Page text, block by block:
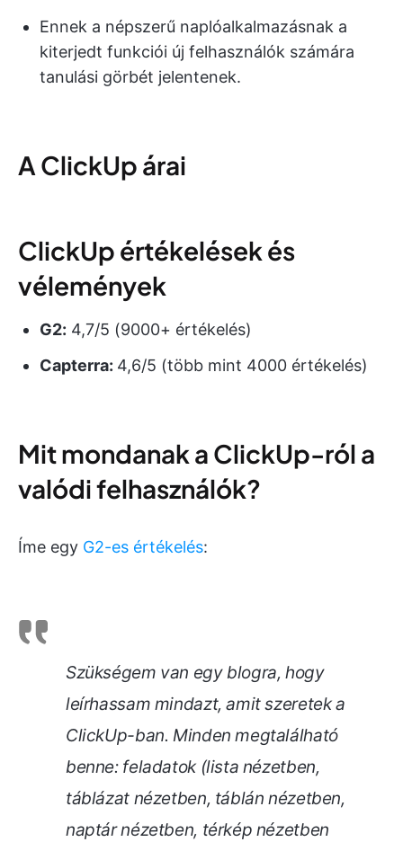
Ennek a népszerű naplóalkalmazásnak a
kiterjedt funkciói új felhasználók számára
tanulási görbét jelentenek.
A ClickUp árai
ClickUp értékelések és
vélemények
G2: 4,7/5 (9000+ értékelés)
Capterra: 4,6/5 (több mint 4000 értékelés)
Mit mondanak a ClickUp-ról a
valódi felhasználók?
Íme egy G2-es értékelés:
Szükségem van egy blogra, hogy
leírhassam mindazt, amit szeretek a
ClickUp-ban. Minden megtalálható
benne: feladatok (lista nézetben,
táblázat nézetben, táblán nézetben,
naptár nézetben, térkép nézetben